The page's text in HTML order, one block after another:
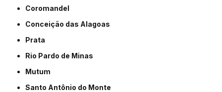
Coromandel
Conceição das Alagoas
Prata
Rio Pardo de Minas
Mutum
Santo Antônio do Monte